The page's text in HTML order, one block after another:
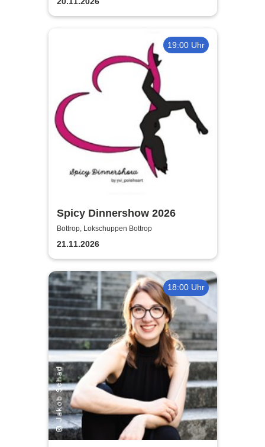
19:00 Uhr
Spicy Dinnershow 2026
Bottrop, Lokschuppen Bottrop
21.11.2026
18:00 Uhr